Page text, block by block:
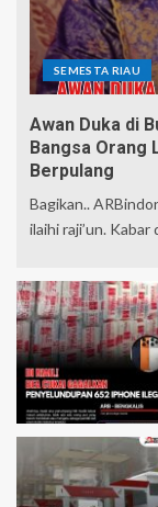
SEMESTA RIAU
Awan Duka di
Bangsa Orang
Berpulang
Bagikan..
ilaihi raji’un.